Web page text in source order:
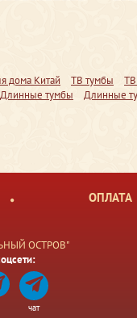
дома Китай ТВ тумбы
Длинные тумбы Длинные
ОПЛАТА
ОСТРОВ"
чат